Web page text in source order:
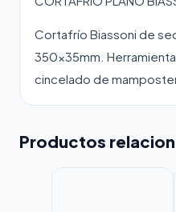
Cortafrío Biassoni de
350x35mm.
cincelado de
Productos